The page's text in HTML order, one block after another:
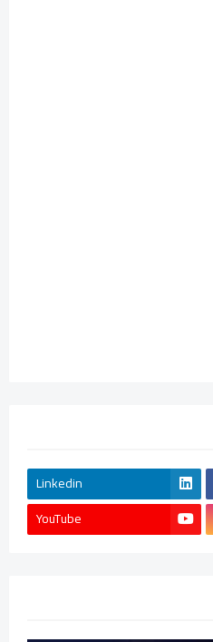
Linkedin
YouTube